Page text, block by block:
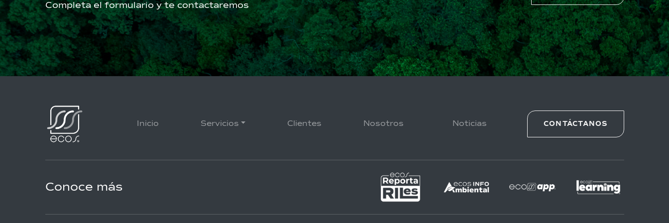
Completa el formulario y te contactaremos
Inicio Servicios Clientes Nosotros Noticias CONTÁCTANOS
Conoce más